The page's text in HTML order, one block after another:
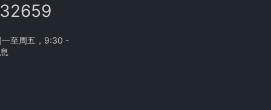
一至周五，9:30 -